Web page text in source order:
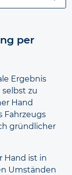
per
Ergebnis
zu
Hand
Fahrzeugs
gründlicher
Hand ist in
Umständen